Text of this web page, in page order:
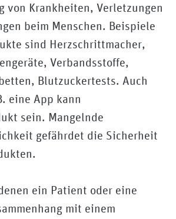
von Krankheiten, Verletzungen
beim Menschen. Beispiele
sind Herzschrittmacher,
Verbandsstoffe,
Blutzuckertests. Auch
eine App kann
sein. Mangelnde
gefährdet die Sicherheit
ein Patient oder eine
mit einem